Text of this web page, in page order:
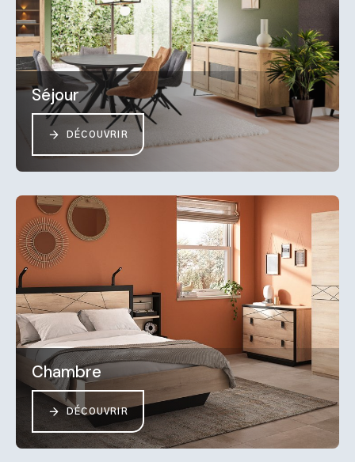
Séjour
DÉCOUVRIR
Chambre
DÉCOUVRIR